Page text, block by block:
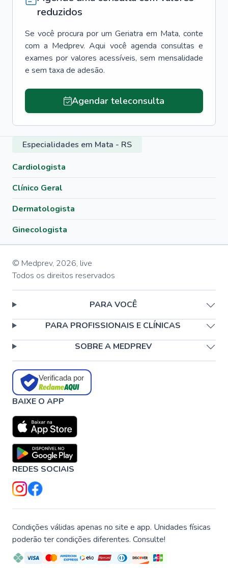
reduzidos
Se você procura por um Geriatra em Mata, conte
com a Medprev. Aqui você agenda consultas e
exames por valores acessíveis, sem mensalidade
e sem taxa de adesão.
Agendar teleconsulta
Especialidades em Mata - RS
Cardiologista
Clínico Geral
Dermatologista
Ginecologista
© Medprev, 2026, live
Todos os direitos reservados
PARA VOCÊ
PARA PROFISSIONAIS E CLÍNICAS
SOBRE A MEDPREV
Verificada por
BAIXE O APP
REDES SOCIAIS
Condições válidas apenas no site e app. Unidades físicas
poderão ter condições diferentes. Consulte!